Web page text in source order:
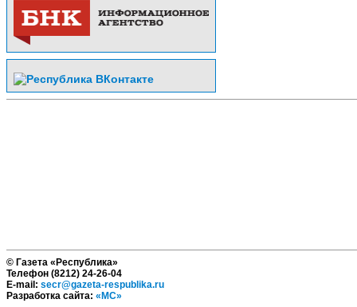
© Газета «Республика»
Телефон (8212) 24-26-04
E-mail: secr@gazeta-respublika.ru
Разработка сайта: «МС»